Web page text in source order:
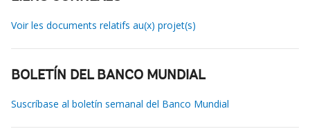
Voir les documents relatifs au(x) projet(s)
BOLETÍN DEL BANCO MUNDIAL
Suscríbase al boletín semanal del Banco Mundial